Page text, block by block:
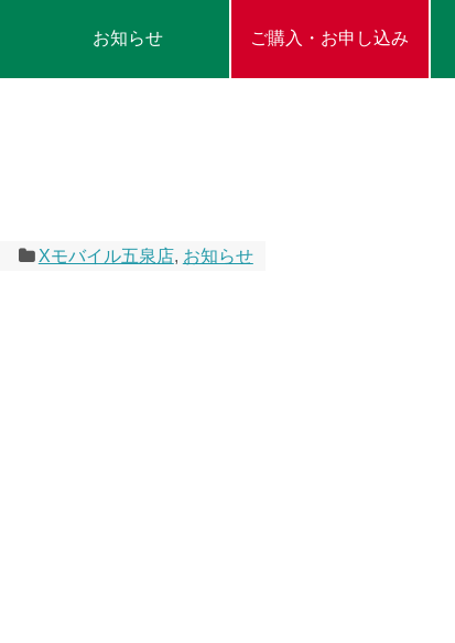
お知らせ ご購入・お申し込み
Xモバイル五泉店, お知らせ